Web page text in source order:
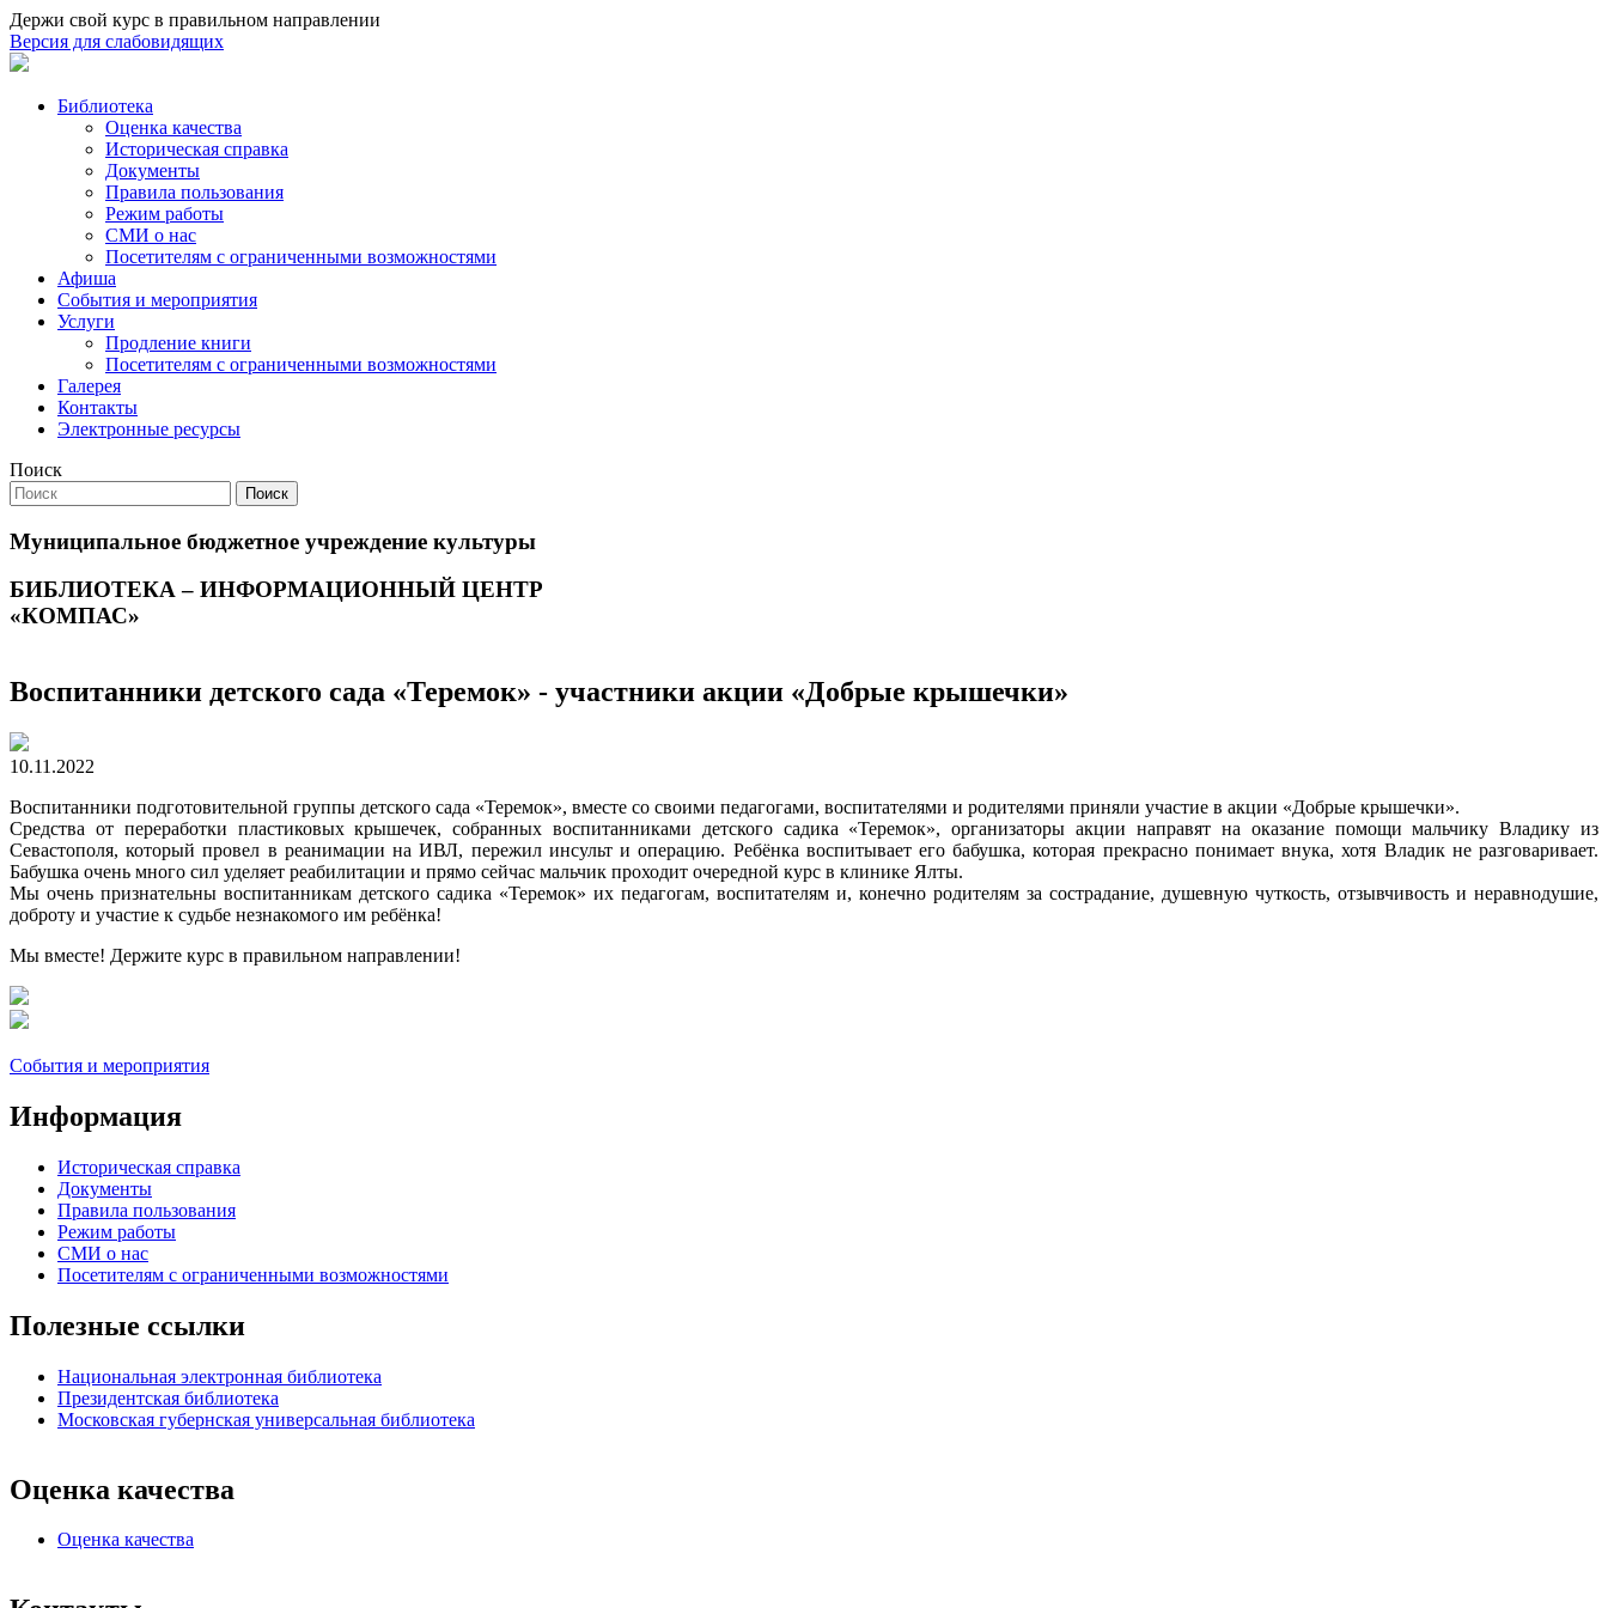
Держи свой курс в правильном направлении
Версия для слабовидящих
Библиотека
Оценка качества
Историческая справка
Документы
Правила пользования
Режим работы
СМИ о нас
Посетителям с ограниченными возможностями
Афиша
События и мероприятия
Услуги
Продление книги
Посетителям с ограниченными возможностями
Галерея
Контакты
Электронные ресурсы
Поиск
Поиск
Муниципальное бюджетное учреждение культуры
БИБЛИОТЕКА – ИНФОРМАЦИОННЫЙ ЦЕНТР
«КОМПАС»
Воспитанники детского сада «Теремок» - участники акции «Добрые крышечки»
10.11.2022
Воспитанники подготовительной группы детского сада «Теремок», вместе со своими педагогами, воспитателями и родителями приняли участие в акции «Добрые крышечки».
Средства от переработки пластиковых крышечек, собранных воспитанниками детского садика «Теремок», организаторы акции направят на оказание помощи мальчику Владику из
Севастополя, который провел в реанимации на ИВЛ, пережил инсульт и операцию. Ребёнка воспитывает его бабушка, которая прекрасно понимает внука, хотя Владик не разговаривает.
Бабушка очень много сил уделяет реабилитации и прямо сейчас мальчик проходит очередной курс в клинике Ялты.
Мы очень признательны воспитанникам детского садика «Теремок» их педагогам, воспитателям и, конечно родителям за сострадание, душевную чуткость, отзывчивость и неравнодушие,
доброту и участие к судьбе незнакомого им ребёнка!
Мы вместе! Держите курс в правильном направлении!
События и мероприятия
Информация
Историческая справка
Документы
Правила пользования
Режим работы
СМИ о нас
Посетителям с ограниченными возможностями
Полезные ссылки
Национальная электронная библиотека
Президентская библиотека
Московская губернская универсальная библиотека
Оценка качества
Оценка качества